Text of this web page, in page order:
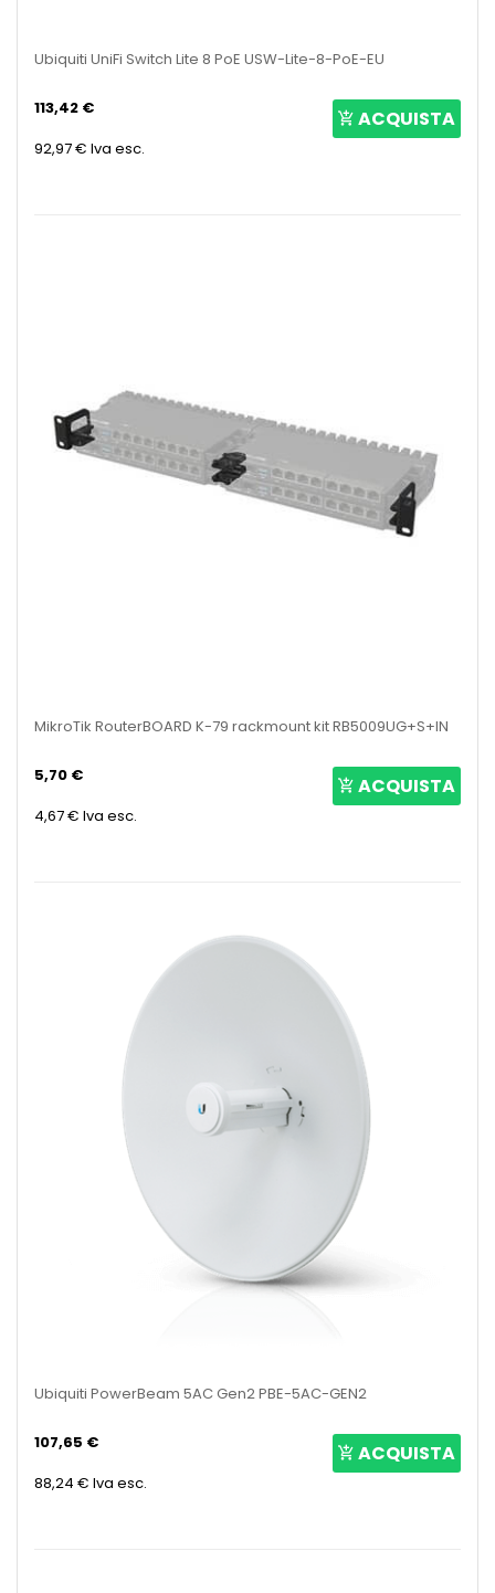
Ubiquiti UniFi Switch Lite 8 PoE USW-Lite-8-PoE-EU
113,42 €
92,97 € Iva esc.
ACQUISTA
MikroTik RouterBOARD K-79 rackmount kit RB5009UG+S+IN
5,70 €
4,67 € Iva esc.
ACQUISTA
Ubiquiti PowerBeam 5AC Gen2 PBE-5AC-GEN2
107,65 €
88,24 € Iva esc.
ACQUISTA